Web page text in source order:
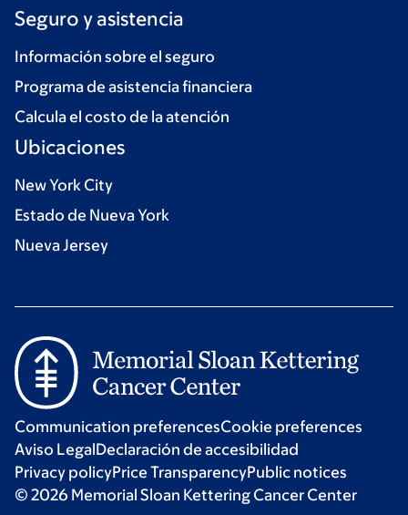
Seguro y asistencia
Información sobre el seguro
Programa de asistencia financiera
Calcula el costo de la atención
Ubicaciones
New York City
Estado de Nueva York
Nueva Jersey
Communication preferencesCookie preferences
Aviso LegalDeclaración de accesibilidad
Privacy policyPrice TransparencyPublic notices
© 2026 Memorial Sloan Kettering Cancer Center